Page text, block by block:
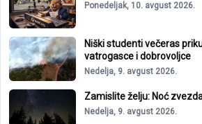
Ponedeljak, 10. avgust 2026.
Niški studenti večeras
vatrogasce i dobrovoljce
Nedelja, 9. avgust 2026.
Zamislite želju: Noć
Nedelja, 9. avgust 2026.